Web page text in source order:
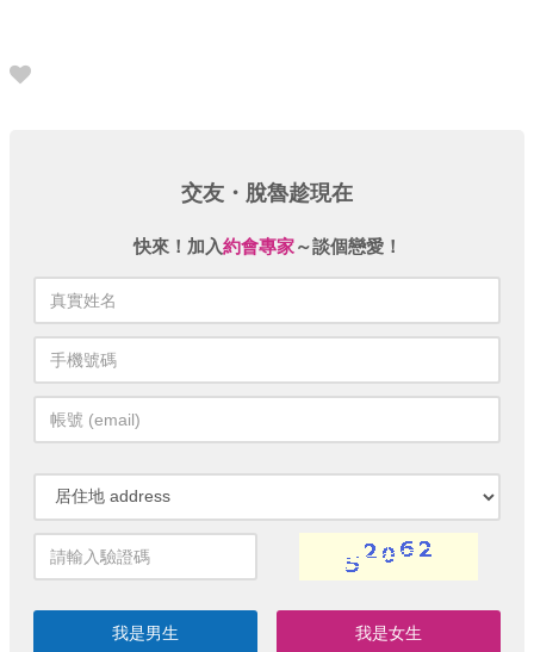
交友・脫魯趁現在
快來！加入約會專家～談個戀愛！
我是男生 我是女生